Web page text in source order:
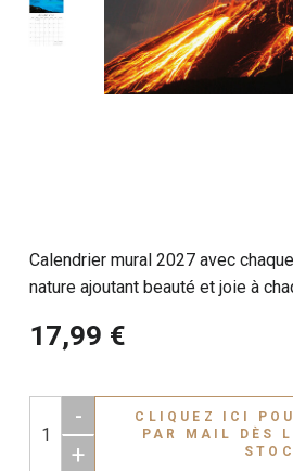
Calendrier mural 2027 avec
nature ajoutant beauté et joie à
17,99 €
-
+
CLIQUEZ ICI POUR M’AVERTIR
PAR MAIL DÈS